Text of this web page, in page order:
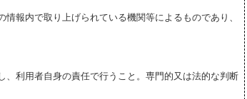
報内で取り上げられている機関等によるものであり、
利用者自身の責任で行うこと。専門的又は法的な判断